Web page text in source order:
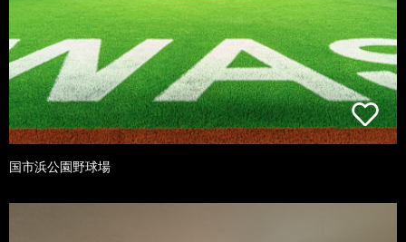
国市浜公園野球場